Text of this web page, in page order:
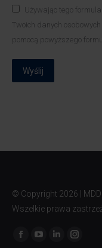
Używając tego
Twoich danych
pomocą powyższego
Wyślij
© Copyright 2026 |
Wszelkie prawa
Znajdź nas na: